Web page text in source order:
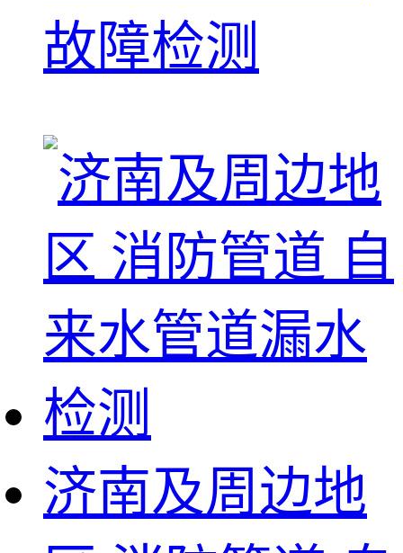
故障检测
济南及周边地